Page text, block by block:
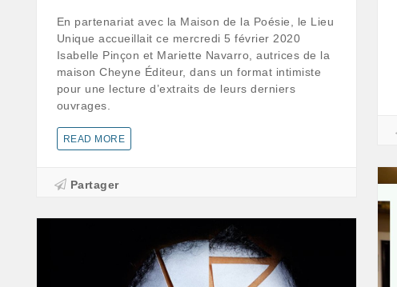
E n p a r t e n a r i a t a v e c l a M a i s o n d e l a P o é s i e , l e L i e u
U n i q u e a c c u e i l l a i t c e m e rc r e d i 5 f é v r i e r 2 0 2 0
I s a b e l l e P i n ç o n e t M a r i e t t e N a v a r r o , a u t r i c e s d e l a
m a i s o n C h e y n e É d i t e u r , d a n s u n f o r m a t i n t i m i s t e
p o u r u n e l e c t u r e d ’ e x t r a i t s d e le u r s d e r n i e r s
o u v r a g e s .
READ MORE
Partager